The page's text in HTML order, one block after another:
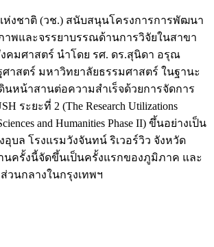
ห่งชาติ (วช.) สนับสนุนโครงการการพัฒนา
าพและจรรยาบรรณด้านการวิจัยในสาขา
คมศาสตร์ นำโดย รศ. ดร.สุนิดา อรุณ
สตร์ มหาวิทยาลัยธรรมศาสตร์ ในฐานะ
นหน้าสานต่อความสำเร็จด้วยการจัดการ
ระยะที่ 2 (The Research Utilizations
and Humanities Phase II) ขึ้นอย่างเป็น
บล โรงแรมวังจันทน์ ริเวอร์วิว จังหวัด
ครั้งนี้จัดขึ้นเป็นครั้งแรกของภูมิภาค และ
วนกลางในกรุงเทพฯ